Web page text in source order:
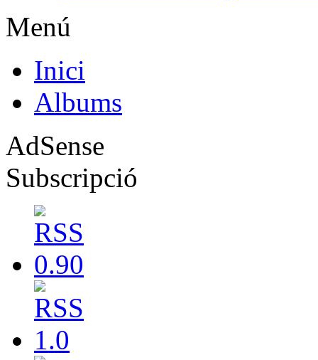
Menú
Inici
Albums
AdSense
Subscripció